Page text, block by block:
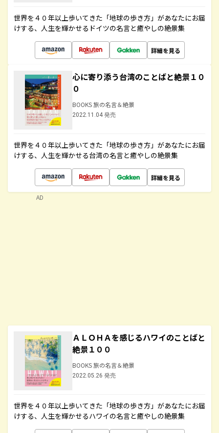
世界を４０年以上歩いてきた「地球の歩き方」があなたにお届
けする、人生を輝かせるドイツの名言と癒やしの絶景集
詳細を見る
心に寄り添う台湾のことばと絶景１０
０
BOOKS 旅の名言＆絶景
2022.11.04 発売
世界を４０年以上歩いてきた「地球の歩き方」があなたにお届
けする、人生を輝かせる台湾の名言と癒やしの絶景集
詳細を見る
ＡＬＯＨＡを感じるハワイのことばと
絶景１００
BOOKS 旅の名言＆絶景
2022.05.26 発売
世界を４０年以上歩いてきた「地球の歩き方」があなたにお届
けする、人生を輝かせるハワイの名言と癒やしの絶景集
AD